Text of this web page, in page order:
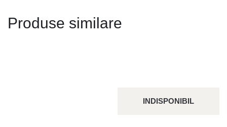
Produse similare
INDISPONIBIL